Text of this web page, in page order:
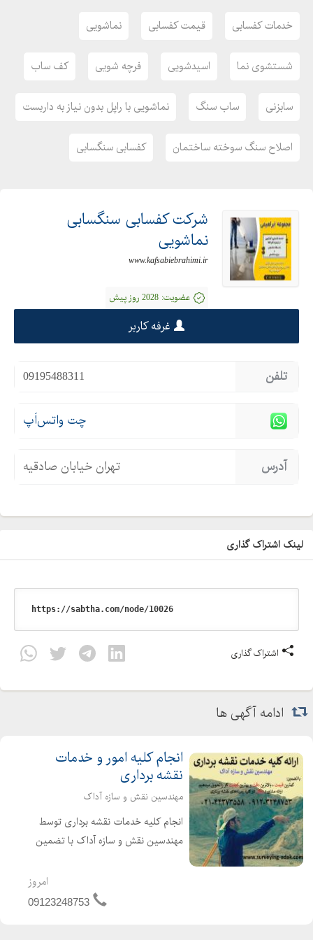
خدمات کفسابی قیمت کفسابی نماشویی
شستشوی نما اسیدشویی فرچه شویی کف ساب
سابزنی ساب سنگ نماشویی با راپل بدون نیاز به داربست
اصلاح سنگ سوخته ساختمان کفسابی سنگسابی
شرکت کفسابی سنگسابی
نماشویی
www.kafsabiebrahimi.ir
عضویت: 2028 روز پیش
غرفه کاربر
تلفن 09195488311
چت واتس‌اَپ
آدرس تهران خیابان صادقیه
لینک اشتراک گذاری
اشتراک گذاری
ادامه آگهی ها
انجام کلیه امور و خدمات
نقشه برداری
مهندسین نقش و سازه آداک
انجام کلیه خدمات نقشه برداری توسط
مهندسین نقش و سازه آداک با تضمین
مشاوره رایگان در کلیه زمینه های نقشه
امروز
09123248753